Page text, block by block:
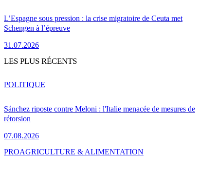
L’Espagne sous pression : la crise migratoire de Ceuta met
Schengen à l’épreuve
31.07.2026
LES PLUS RÉCENTS
Sánchez riposte contre Meloni : l'Italie menacée de mesures de
rétorsion
07.08.2026
POLITIQUE
PROAGRICULTURE & ALIMENTATION